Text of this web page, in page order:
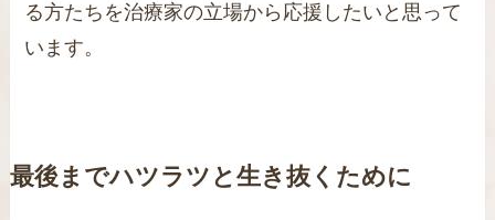
る方たちを治療家の立場から応援したいと思って
います。
最後までハツラツと生き抜くために